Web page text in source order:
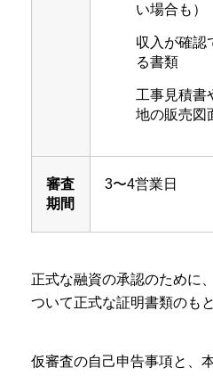
い場合も）
収入が確認
る書類
工事見積書
地の販売図
審査
期間
3〜4営業日
正式な融資の承認のために
ついて正式な証明書類のも
仮審査の自己申告事項と、